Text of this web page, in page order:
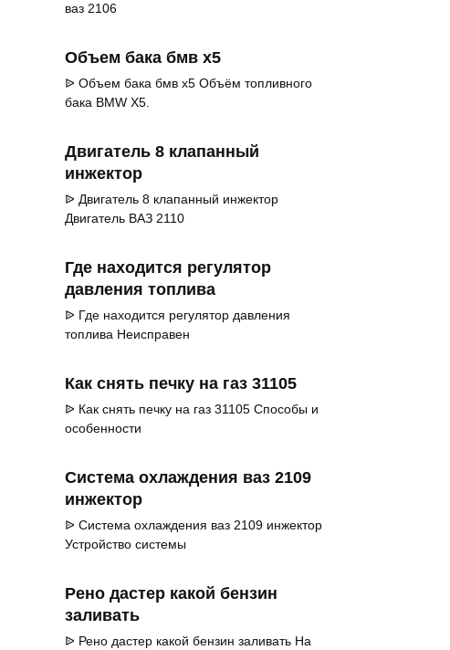
ваз 2106
Объем бака бмв х5
ᐉ Объем бака бмв х5 Объём топливного
бака BMW X5.
Двигатель 8 клапанный
инжектор
ᐉ Двигатель 8 клапанный инжектор
Двигатель ВАЗ 2110
Где находится регулятор
давления топлива
ᐉ Где находится регулятор давления
топлива Неисправен
Как снять печку на газ 31105
ᐉ Как снять печку на газ 31105 Способы и
особенности
Система охлаждения ваз 2109
инжектор
ᐉ Система охлаждения ваз 2109 инжектор
Устройство системы
Рено дастер какой бензин
заливать
ᐉ Рено дастер какой бензин заливать На